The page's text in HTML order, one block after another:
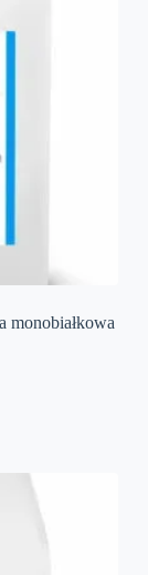
monobiałkowa